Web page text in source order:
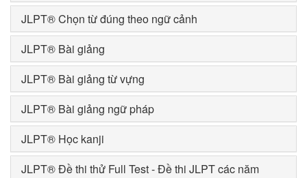
JLPT® Chọn từ đúng theo ngữ cảnh
JLPT® Bài giảng
JLPT® Bài giảng từ vựng
JLPT® Bài giảng ngữ pháp
JLPT® Học kanji
JLPT® Đề thi thử Full Test - Đề thi JLPT các năm